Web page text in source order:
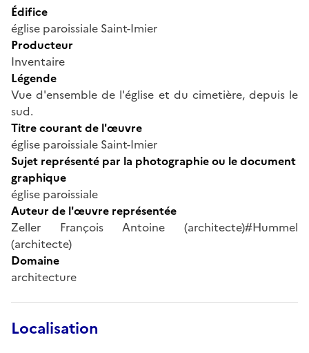
Édifice
église paroissiale Saint-Imier
Producteur
Inventaire
Légende
Vue d'ensemble de l'église et du cimetière, depuis le
sud.
Titre courant de l'œuvre
église paroissiale Saint-Imier
Sujet représenté par la photographie ou le document
graphique
église paroissiale
Auteur de l'œuvre représentée
Zeller François Antoine (architecte)#Hummel
(architecte)
Domaine
architecture
Localisation